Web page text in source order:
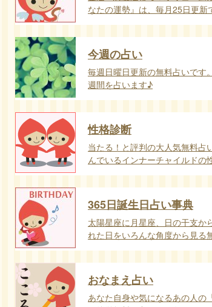
なたの運勢』は、毎月25日更新
今週の占い
毎週日曜日更新の無料占いです
週間を占います♪
性格診断
当たる！と評判の大人気無料
んでいるインナーチャイルドの
365日誕生日占い事典
太陽星座に月星座、日の干支か
れた日をいろんな角度から見
おなまえ占い
あなた自身や気になるあの人の